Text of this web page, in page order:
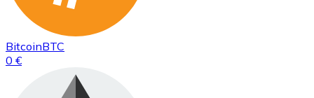
BitcoinBTC
0 €